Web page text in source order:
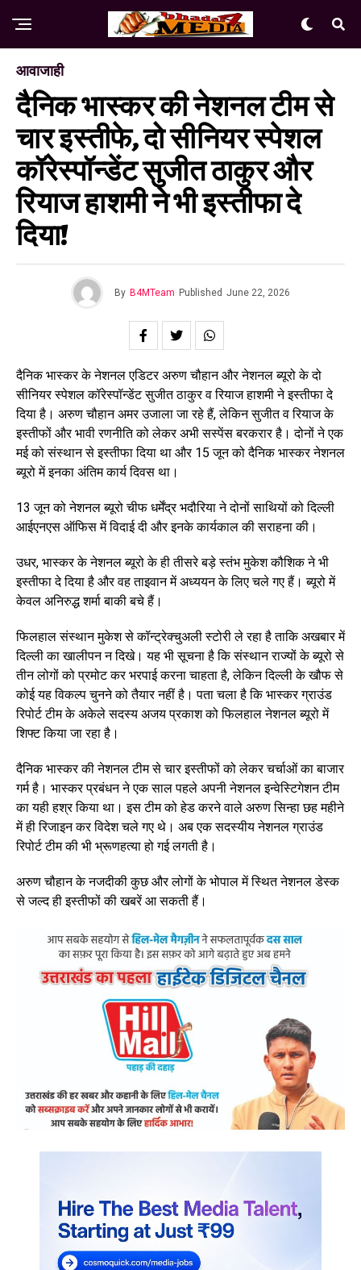
आवाजाही
दैनिक भास्कर की नेशनल टीम से
चार इस्तीफे, दो सीनियर स्पेशल
कॉरेस्पॉन्डेंट सुजीत ठाकुर और
रियाज हाशमी ने भी इस्तीफा दे
दिया!
By B4MTeam Published June 22, 2026
दैनिक भास्कर के नेशनल एडिटर अरुण चौहान और नेशनल ब्यूरो के दो
सीनियर स्पेशल कॉरेस्पॉन्डेंट सुजीत ठाकुर व रियाज हाशमी ने इस्तीफा दे
दिया है। अरुण चौहान अमर उजाला जा रहे हैं, लेकिन सुजीत व रियाज के
इस्तीफों और भावी रणनीति को लेकर अभी सस्पेंस बरकरार है। दोनों ने एक
मई को संस्थान से इस्तीफा दिया था और 15 जून को दैनिक भास्कर नेशनल
ब्यूरो में इनका अंतिम कार्य दिवस था।
13 जून को नेशनल ब्यूरो चीफ धर्मेंद्र भदौरिया ने दोनों साथियों को दिल्ली
आईएनएस ऑफिस में विदाई दी और इनके कार्यकाल की सराहना की।
उधर, भास्कर के नेशनल ब्यूरो के ही तीसरे बड़े स्तंभ मुकेश कौशिक ने भी
इस्तीफा दे दिया है और वह ताइवान में अध्ययन के लिए चले गए हैं। ब्यूरो में
केवल अनिरुद्ध शर्मा बाकी बचे हैं।
फिलहाल संस्थान मुकेश से कॉन्ट्रेक्चुअली स्टोरी ले रहा है ताकि अखबार में
दिल्ली का खालीपन न दिखे। यह भी सूचना है कि संस्थान राज्यों के ब्यूरो से
तीन लोगों को प्रमोट कर भरपाई करना चाहता है, लेकिन दिल्ली के खौफ से
कोई यह विकल्प चुनने को तैयार नहीं है। पता चला है कि भास्कर ग्राउंड
रिपोर्ट टीम के अकेले सदस्य अजय प्रकाश को फिलहाल नेशनल ब्यूरो में
शिफ्ट किया जा रहा है।
दैनिक भास्कर की नेशनल टीम से चार इस्तीफों को लेकर चर्चाओं का बाजार
गर्म है। भास्कर प्रबंधन ने एक साल पहले अपनी नेशनल इन्वेस्टिगेशन टीम
का यही हश्र किया था। इस टीम को हेड करने वाले अरुण सिन्हा छह महीने
में ही रिजाइन कर विदेश चले गए थे। अब एक सदस्यीय नेशनल ग्राउंड
रिपोर्ट टीम की भी भ्रूणहत्या हो गई लगती है।
अरुण चौहान के नजदीकी कुछ और लोगों के भोपाल में स्थित नेशनल डेस्क
से जल्द ही इस्तीफों की खबरें आ सकती हैं।